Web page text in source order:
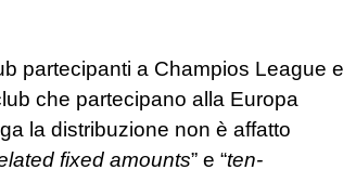
partecipanti a Champios League e
che partecipano alla Europa
la distribuzione non è affatto
fixed amounts” e “ten-